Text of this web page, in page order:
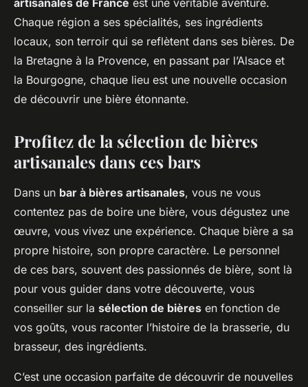
artisanales de France est une véritable aventure.
Chaque région a ses spécialités, ses ingrédients
locaux, son terroir qui se reflètent dans ses bières. De
la Bretagne à la Provence, en passant par l’Alsace et
la Bourgogne, chaque lieu est une nouvelle occasion
de découvrir une bière étonnante.
Profitez de la sélection de bières
artisanales dans ces bars
Dans un bar à bières artisanales, vous ne vous
contentez pas de boire une bière, vous dégustez une
œuvre, vous vivez une expérience. Chaque bière a sa
propre histoire, son propre caractère. Le personnel
de ces bars, souvent des passionnés de bière, sont là
pour vous guider dans votre découverte, vous
conseiller sur la sélection de bières en fonction de
vos goûts, vous raconter l’histoire de la brasserie, du
brasseur, des ingrédients.
C’est une occasion parfaite de découvrir de nouvelles